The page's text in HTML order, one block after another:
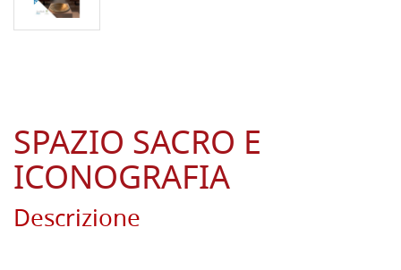
SPAZIO SACRO E
ICONOGRAFIA
Descrizione